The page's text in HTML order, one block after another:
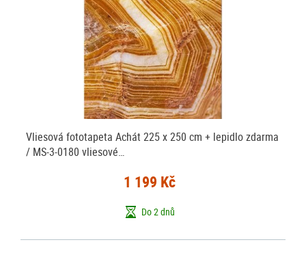
Vliesová fototapeta Achát 225 x 250 cm + lepidlo zdarma
/ MS-3-0180 vliesové…
1 199 Kč
Do 2 dnů